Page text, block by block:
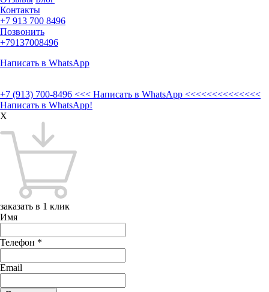
Контакты
+7 913 700 8496
Позвонить
+79137008496
Написать в WhatsApp
+7 (913) 700-8496 <<< Написать в WhatsApp <<<<<<<<<<<<<<
Написать в WhatsApp!
X
заказать в 1 клик
Имя
Телефон *
Email